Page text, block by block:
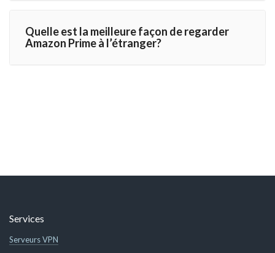
Quelle est la meilleure façon de regarder
Amazon Prime à l’étranger?
Services
Serveurs VPN